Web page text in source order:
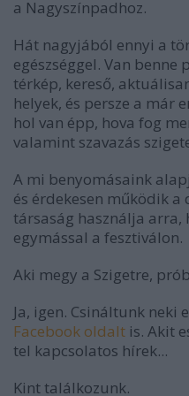
a Nagyszínpadhoz.
Hát nagyjából ennyi a
egészséggel. Van
térkép, kereső,
helyek, és persze a már
hol van épp, hova fog
valamint szavazás
A mi benyomásaink
és érdekesen működik
társaság használja
egymással a fesztiválon.
Aki megy a Szigetre,
Ja, igen. Csináltunk neki
Facebook oldalt is. Akit
tel kapcsolatos hírek...
Kint találkozunk.